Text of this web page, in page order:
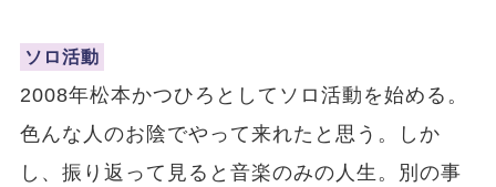
ソロ活動
2008年松本かつひろとしてソロ活動を始める。
色んな人のお陰でやって来れたと思う。しか
し、振り返って見ると音楽のみの人生。別の事